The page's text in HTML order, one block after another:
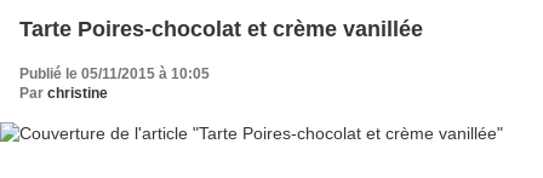
Tarte Poires-chocolat et crème vanillée
Publié le 05/11/2015 à 10:05
Par christine